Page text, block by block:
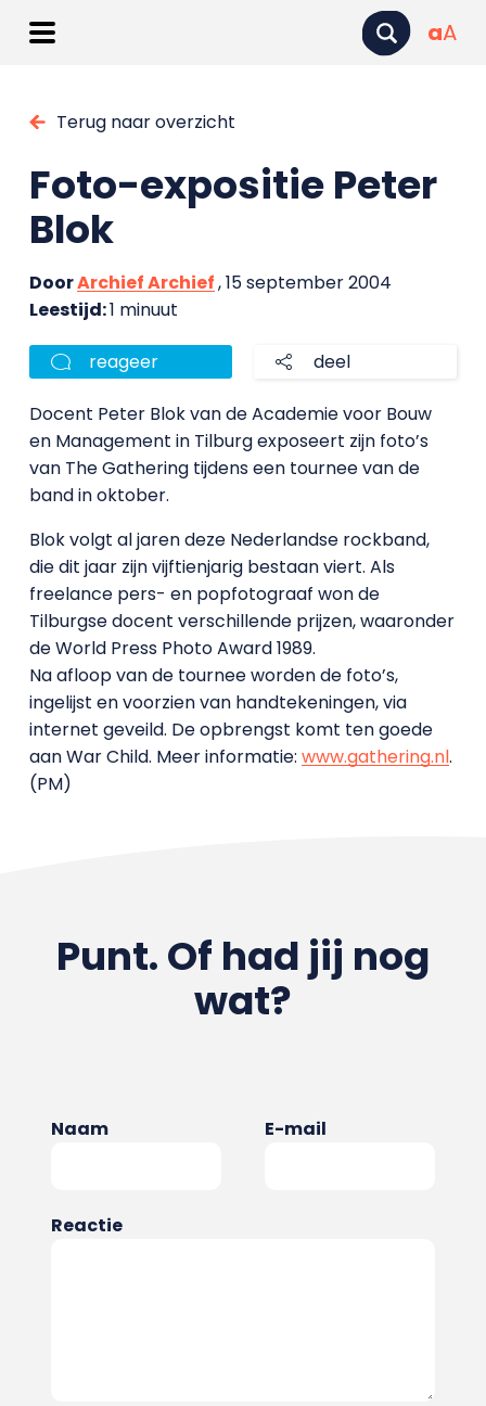
aA
Terug naar overzicht
Foto-expositie Peter
Blok
DoorArchief Archief, 15 september 2004
Leestijd:1 minuut
reageer deel
Docent Peter Blok van de Academie voor Bouw
en Management in Tilburg exposeert zijn foto’s
van The Gathering tijdens een tournee van de
band in oktober.
Blok volgt al jaren deze Nederlandse rockband,
die dit jaar zijn vijftienjarig bestaan viert. Als
freelance pers- en popfotograaf won de
Tilburgse docent verschillende prijzen, waaronder
de World Press Photo Award 1989.
Na afloop van de tournee worden de foto’s,
ingelijst en voorzien van handtekeningen, via
internet geveild. De opbrengst komt ten goede
aan War Child. Meer informatie: www.gathering.nl.
(PM)
Punt. Of had jij nog
wat?
Naam E-mail
Reactie